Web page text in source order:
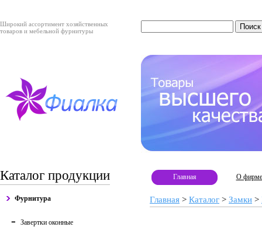
Широкий ассортимент хозяйственных
товаров и мебельной фурнитуры
Каталог продукции
Фурнитура
Завертки оконные
Главная О фирме
Главная > Каталог > Замки >